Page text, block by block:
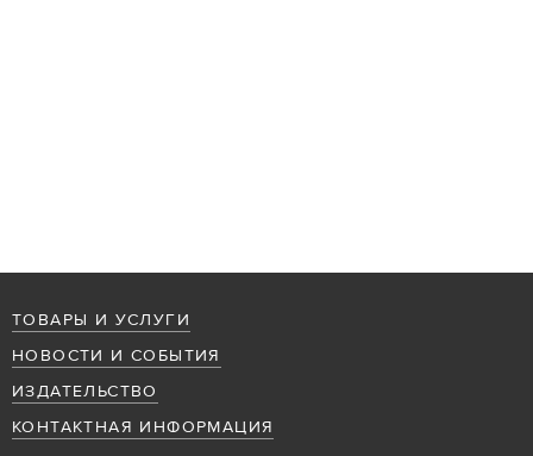
ТОВАРЫ И УСЛУГИ
НОВОСТИ И СОБЫТИЯ
ИЗДАТЕЛЬСТВО
КОНТАКТНАЯ ИНФОРМАЦИЯ